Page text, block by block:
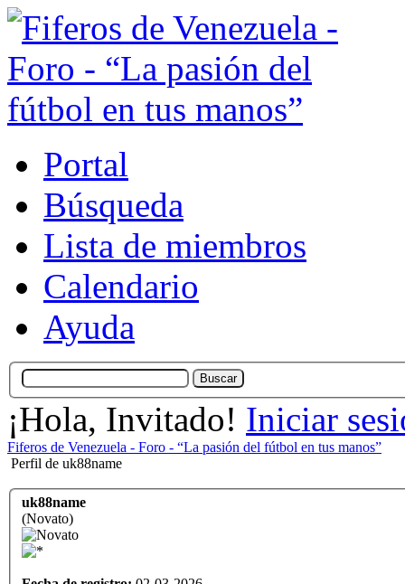
Portal
Búsqueda
Lista de miembros
Calendario
Ayuda
¡Hola, Invitado! Iniciar
Fiferos de Venezuela - Foro - “La pasión del fútbol en tus manos”
Perfil de uk88name
uk88name
(Novato)